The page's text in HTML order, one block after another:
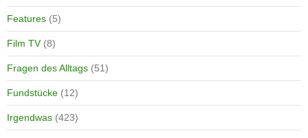
Features (5)
Film TV(8)
Fragen des Alltags (51)
Fundstücke (12)
Irgendwas (423)